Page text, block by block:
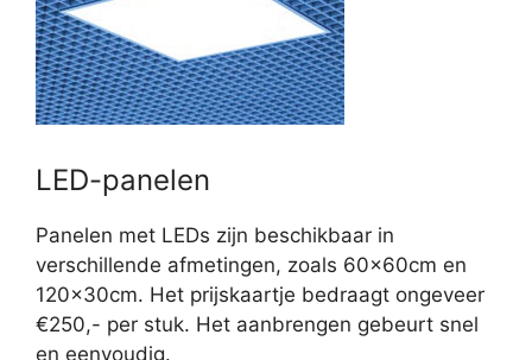
LED-panelen
Panelen met LEDs zijn beschikbaar in
verschillende afmetingen, zoals 60x60cm en
120x30cm. Het prijskaartje bedraagt ongeveer
€250,- per stuk. Het aanbrengen gebeurt snel
en eenvoudig.